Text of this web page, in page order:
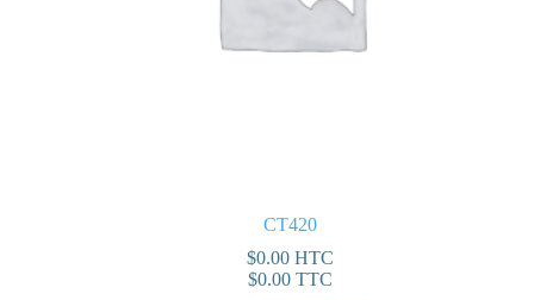
CT420
$0.00 HTC
$0.00 TTC